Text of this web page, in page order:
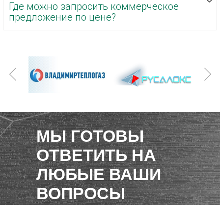
Где можно запросить коммерческое
предложение по цене?
МЫ ГОТОВЫ
ОТВЕТИТЬ НА
ЛЮБЫЕ ВАШИ
ВОПРОСЫ